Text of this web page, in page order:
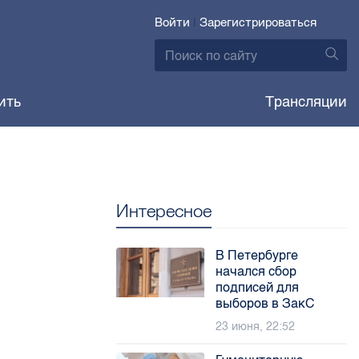
Войти | Зарегистрироваться
Трансляции
Интересное
В Петербурге
начался сбор
подписей для
выборов в ЗакС
23 июня, 22:52